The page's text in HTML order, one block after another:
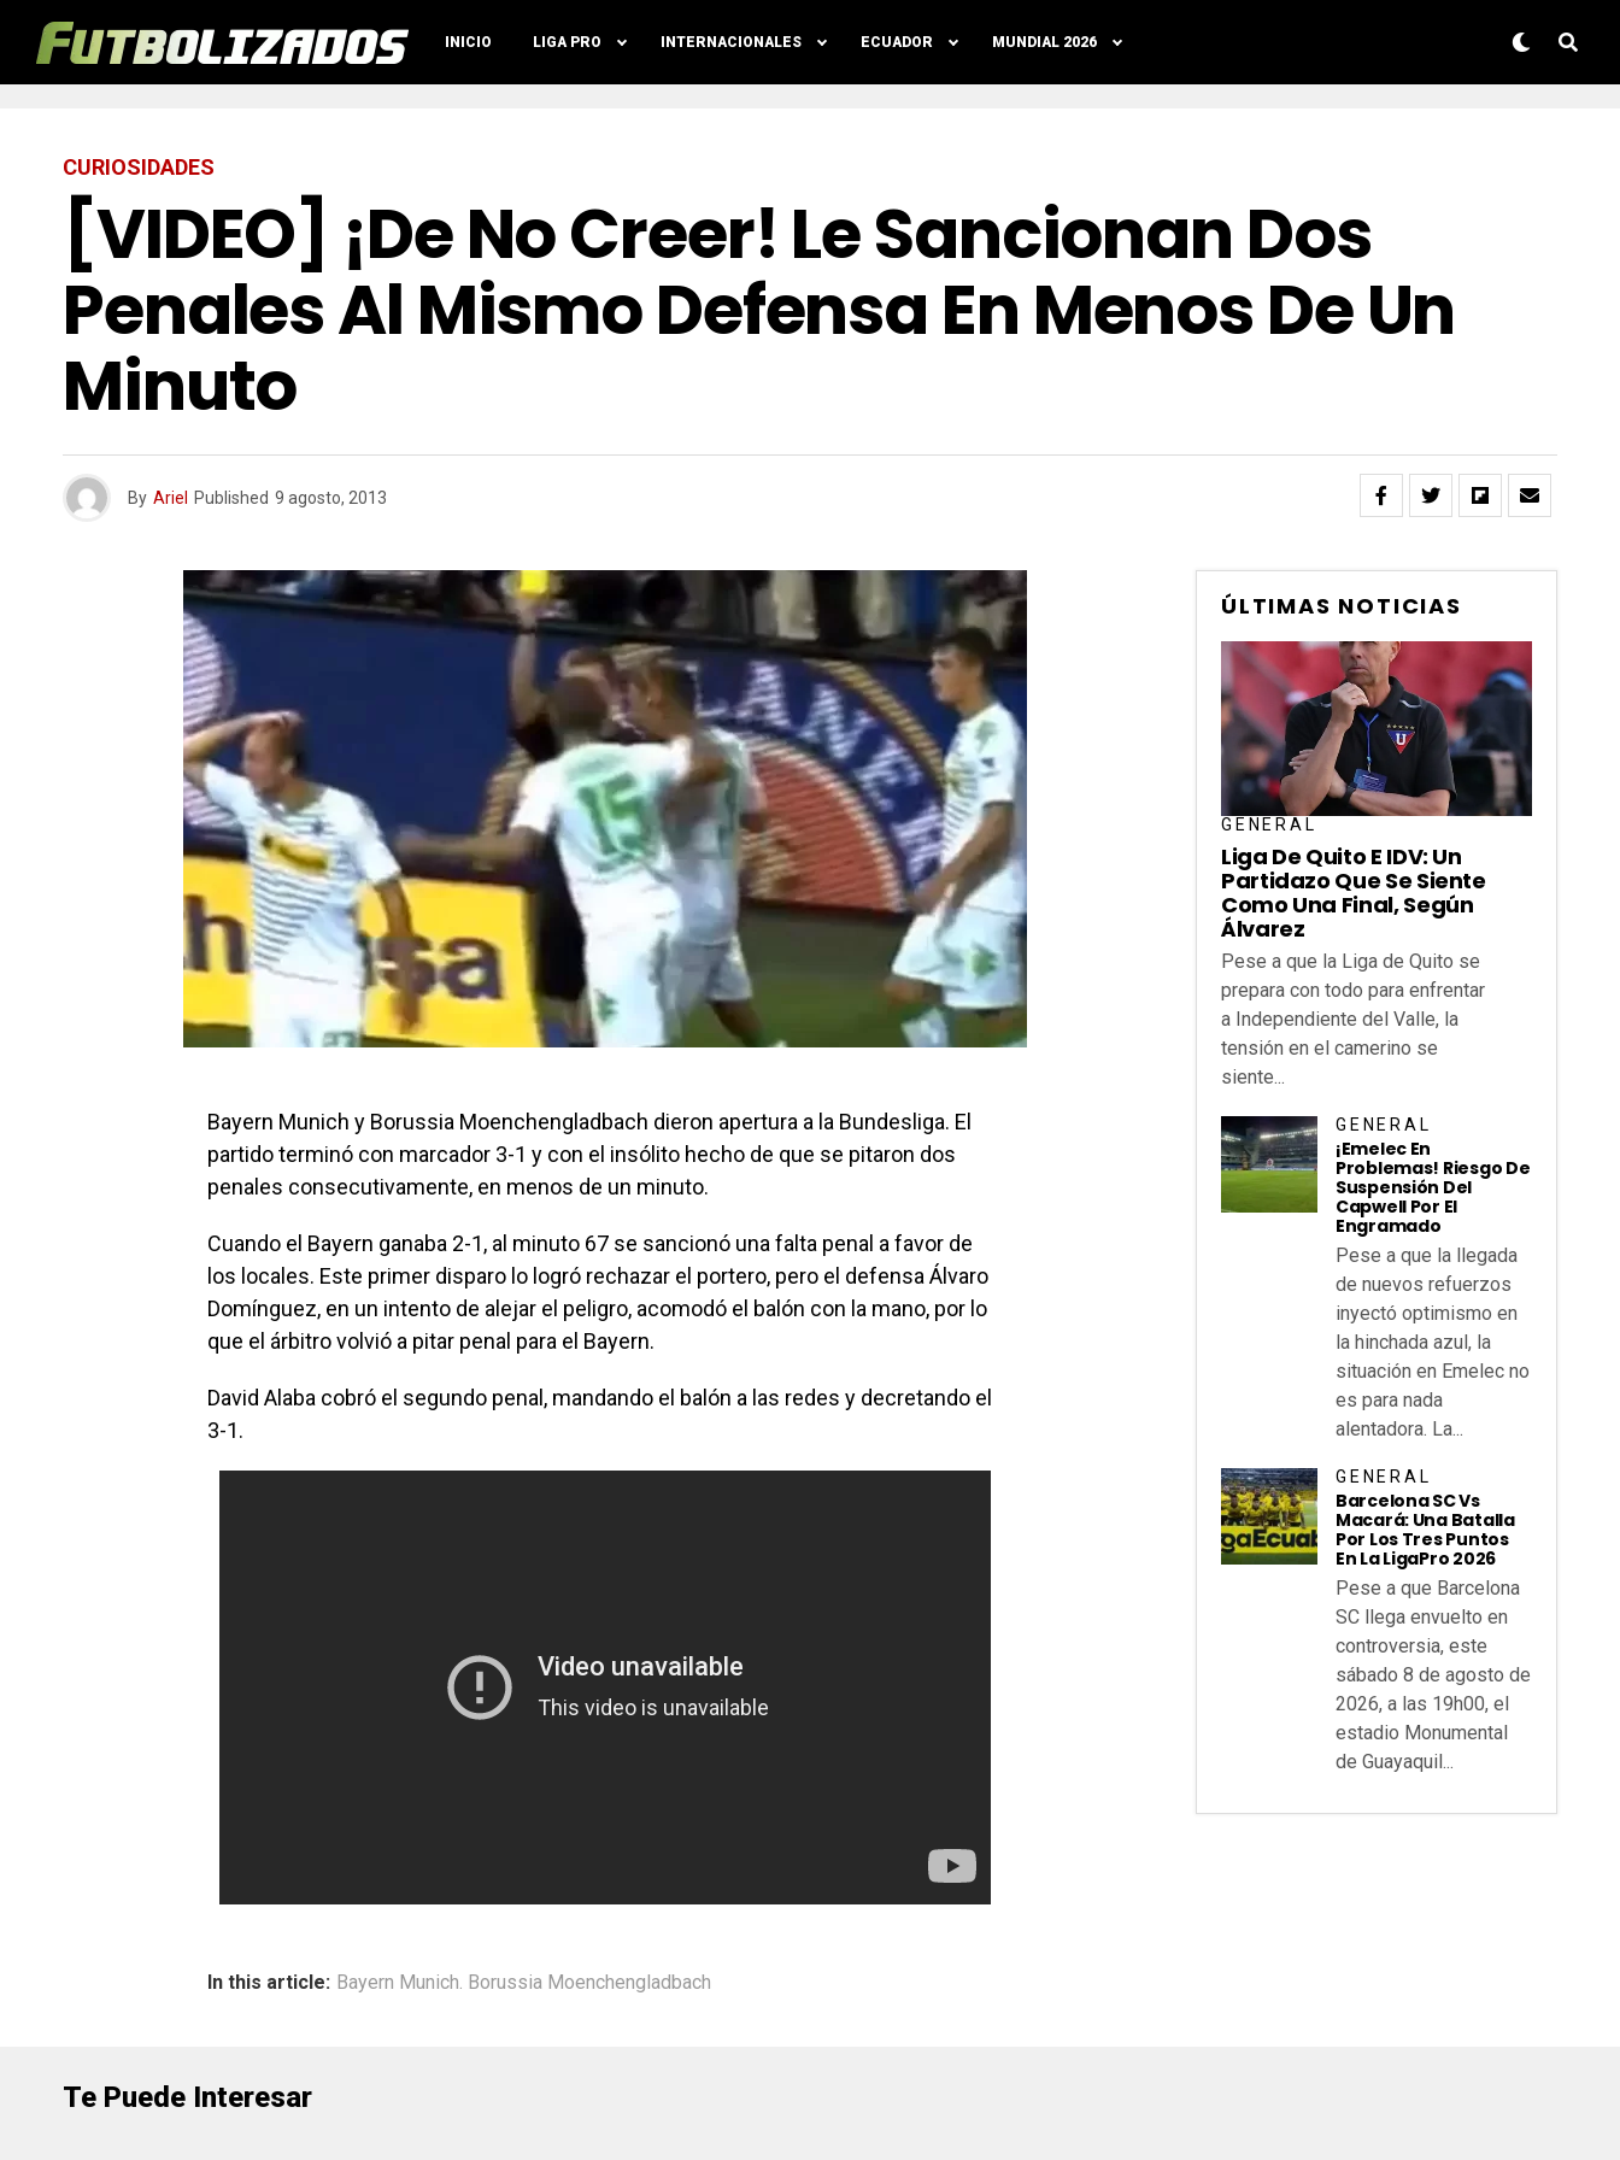
INICIO LIGA PRO INTERNACIONALES ECUADOR MUNDIAL 2026
CURIOSIDADES
[VIDEO] ¡De No Creer! Le Sancionan Dos
Penales Al Mismo Defensa En Menos De Un
Minuto
By Ariel Published 9 agosto, 2013
Bayern Munich y Borussia Moenchengladbach dieron apertura a la Bundesliga. El
partido terminó con marcador 3-1 y con el insólito hecho de que se pitaron dos
penales consecutivamente, en menos de un minuto.
Cuando el Bayern ganaba 2-1, al minuto 67 se sancionó una falta penal a favor de
los locales. Este primer disparo lo logró rechazar el portero, pero el defensa Álvaro
Domínguez, en un intento de alejar el peligro, acomodó el balón con la mano, por lo
que el árbitro volvió a pitar penal para el Bayern.
David Alaba cobró el segundo penal, mandando el balón a las redes y decretando el
3-1.
In this article: Bayern Munich. Borussia Moenchengladbach
ÚLTIMAS NOTICIAS
GENERAL
Liga De Quito E IDV: Un
Partidazo Que Se Siente
Como Una Final, Según
Álvarez
Pese a que la Liga de Quito se
prepara con todo para enfrentar
a Independiente del Valle, la
tensión en el camerino se
siente...
GENERAL
¡Emelec En
Problemas! Riesgo De
Suspensión Del
Capwell Por El
Engramado
Pese a que la llegada
de nuevos refuerzos
inyectó optimismo en
la hinchada azul, la
situación en Emelec no
es para nada
alentadora. La...
GENERAL
Barcelona SC Vs
Macará: Una Batalla
Por Los Tres Puntos
En La LigaPro 2026
Pese a que Barcelona
SC llega envuelto en
controversia, este
sábado 8 de agosto de
2026, a las 19h00, el
estadio Monumental
de Guayaquil...
Te Puede Interesar